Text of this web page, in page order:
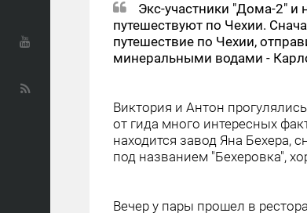
Экс-участники "Дома-2" и
путешествуют по Чехии.
путешествие по Чехии,
минеральными водами -
Виктория и Антон
от гида много интересных
находится завод Яна
под названием "Бехеровка",
Вечер у пары прошел в